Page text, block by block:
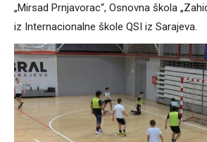
„Mirsad Prnjavorac“, Osnovna škola
iz Internacionalne škole QSI iz Sarajeva.